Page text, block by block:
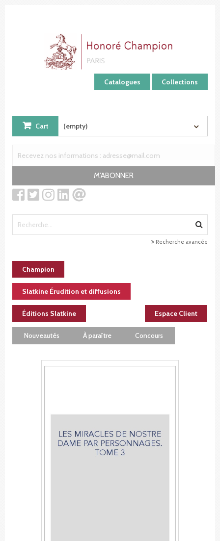
Catalogues Collections
Cart (empty)
M'ABONNER
Recherche avancée
Champion
Slatkine Érudition et diffusions
Éditions Slatkine Espace Client
Nouveautés À paraître Concours